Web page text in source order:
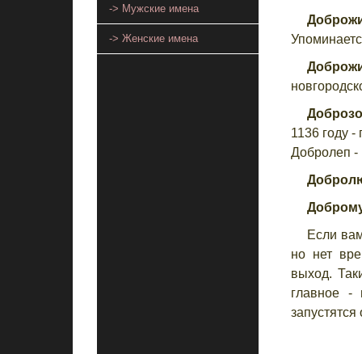
1136 году -
Добролеп -
Если
но нет
выход.
главное -
-> Мужские имена
-> Женские имена